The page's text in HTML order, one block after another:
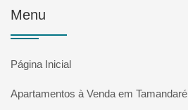
Menu
Página Inicial
Apartamentos à Venda em Tamandaré